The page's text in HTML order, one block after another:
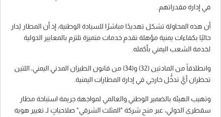
في إدارة مقدراتهم.
أن هذه المحاولة تشكل تهديدًا مباشرًا للسيادة الوطنية، إذ أن المطار يُدار
حاليًا بكفاءات يمنية مؤهلة تقدم خدمات متميزة تلتزم بالمعايير الدولية
لخدمة الشعب اليمني بأكمله.
وانطلاقاً من المادتين (32) و(34) من قانون الطيران المدني اليمني، اللتين
تحظران أيَّ تدخُّل خارجي في إدارة المطارات اليمنية.
وتهيب الهيئة بالضمير الوطني والعالمي لمواجهة جريمة استباحة مطار
سقطرى الدولي، عبر منح شركة "المثلث الشرقي" صلاحياتٍ لـ تغيير هوية